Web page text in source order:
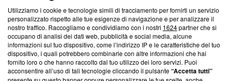
Questa sezione offre informazioni trasparenti su Blasting
News, sui nostri processi editoriali e su come ci impegniamo a
creare news di qualità. Inoltre, afferma la nostra aderenza a
‘Trust Project - News with Integrity’Blasting News non è
ancora membro del programma, ma ha richiesto di farne
parte; Trust Project non ha ancora effettuato una verifica di
conformità agli standard.
Utilizziamo i cookie e tecnologie simili di tracciamento per fornirti un servizio
personalizzato rispetto alle tue esigenze di navigazione e per analizzare il
nostro traffico. Raccogliamo e condividiamo con i nostri 1624partner che si
occupano di analisi dei dati web, pubblicità e social media, alcune
informazioni sul tuo dispositivo, come l’indirizzo IP e le caratteristiche del tuo
dispositivo, i quali potrebbero combinarle con altre informazioni che hai
fornito loro o che hanno raccolto dal tuo utilizzo dei loro servizi. Puoi
acconsentire all’uso di tali tecnologie cliccando il pulsante“Accetta tutti”